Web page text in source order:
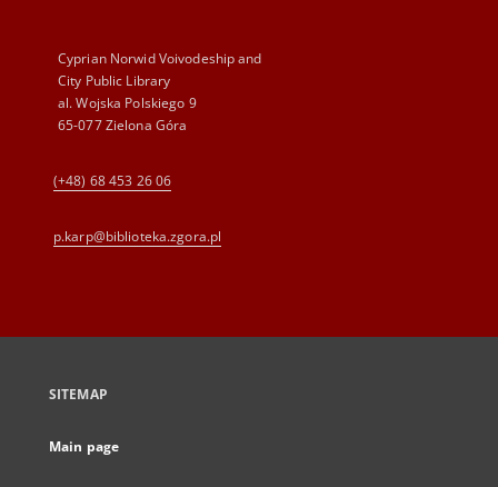
Cyprian Norwid Voivodeship and
City Public Library
al. Wojska Polskiego 9
65-077 Zielona Góra
(+48) 68 453 26 06
p.karp@biblioteka.zgora.pl
SITEMAP
Main page